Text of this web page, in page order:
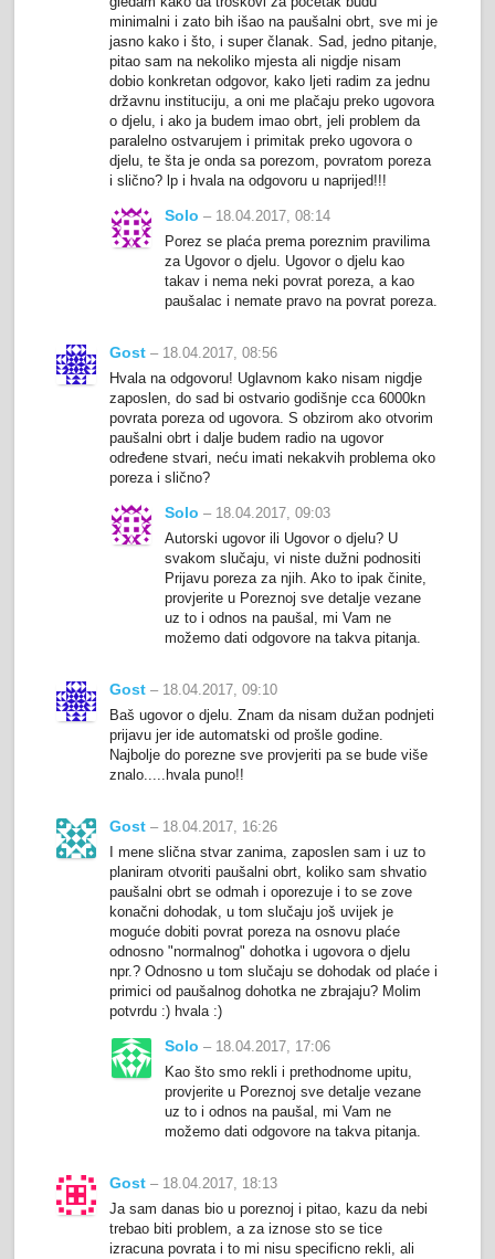
minimalni i zato bih išao na paušalni obrt, sve mi je
jasno kako i što, i super članak. Sad, jedno pitanje,
pitao sam na nekoliko mjesta ali nigdje nisam
dobio konkretan odgovor, kako ljeti radim za jednu
državnu instituciju, a oni me plačaju preko ugovora
o djelu, i ako ja budem imao obrt, jeli problem da
paralelno ostvarujem i primitak preko ugovora o
djelu, te šta je onda sa porezom, povratom poreza
i slično? lp i hvala na odgovoru u naprijed!!!
Solo – 18.04.2017, 08:14
Porez se plaća prema poreznim pravilima
za Ugovor o djelu. Ugovor o djelu kao
takav i nema neki povrat poreza, a kao
paušalac i nemate pravo na povrat poreza.
Gost – 18.04.2017, 08:56
Hvala na odgovoru! Uglavnom kako nisam nigdje
zaposlen, do sad bi ostvario godišnje cca 6000kn
povrata poreza od ugovora. S obzirom ako otvorim
paušalni obrt i dalje budem radio na ugovor
određene stvari, neću imati nekakvih problema oko
poreza i slično?
Solo – 18.04.2017, 09:03
Autorski ugovor ili Ugovor o djelu? U
svakom slučaju, vi niste dužni podnositi
Prijavu poreza za njih. Ako to ipak činite,
provjerite u Poreznoj sve detalje vezane
uz to i odnos na paušal, mi Vam ne
možemo dati odgovore na takva pitanja.
Gost – 18.04.2017, 09:10
Baš ugovor o djelu. Znam da nisam dužan podnjeti
prijavu jer ide automatski od prošle godine.
Najbolje do porezne sve provjeriti pa se bude više
znalo.....hvala puno!!
Gost – 18.04.2017, 16:26
I mene slična stvar zanima, zaposlen sam i uz to
planiram otvoriti paušalni obrt, koliko sam shvatio
paušalni obrt se odmah i oporezuje i to se zove
konačni dohodak, u tom slučaju još uvijek je
moguće dobiti povrat poreza na osnovu plaće
odnosno "normalnog" dohotka i ugovora o djelu
npr.? Odnosno u tom slučaju se dohodak od plaće i
primici od paušalnog dohotka ne zbrajaju? Molim
potvrdu :) hvala :)
Solo – 18.04.2017, 17:06
Kao što smo rekli i prethodnome upitu,
provjerite u Poreznoj sve detalje vezane
uz to i odnos na paušal, mi Vam ne
možemo dati odgovore na takva pitanja.
Gost – 18.04.2017, 18:13
Ja sam danas bio u poreznoj i pitao, kazu da nebi
trebao biti problem, a za iznose sto se tice
izracuna povrata i to mi nisu specificno rekli, ali